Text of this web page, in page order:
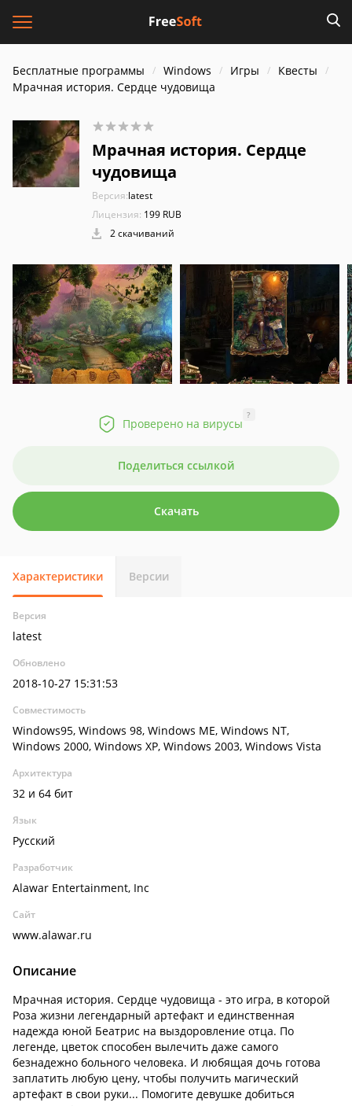
Бесплатные программы Windows Игры
Квесты
Мрачная история. Сердце чудовища
Мрачная история. Сердце
чудовища
Версия:latest
Лицензия: 199 RUB
2 скачиваний
Проверено на вирусы
?
Поделиться ссылкой
Скачать
Характеристики Версии
Версия
latest
Обновлено
2018-10-27 15:31:53
Совместимость
Windows95, Windows 98, Windows ME, Windows NT,
Windows 2000, Windows XP, Windows 2003, Windows Vista
Архитектура
32 и 64 бит
Язык
Русский
Разработчик
Alawar Entertainment, Inc
Сайт
www.alawar.ru
Описание
Мрачная история. Сердце чудовища - это игра, в которой
Роза жизни легендарный артефакт и единственная
надежда юной Беатрис на выздоровление отца. По
легенде, цветок способен вылечить даже самого
безнадежно больного человека. И любящая дочь готова
заплатить любую цену, чтобы получить магический
артефакт в свои руки... Помогите девушке добиться